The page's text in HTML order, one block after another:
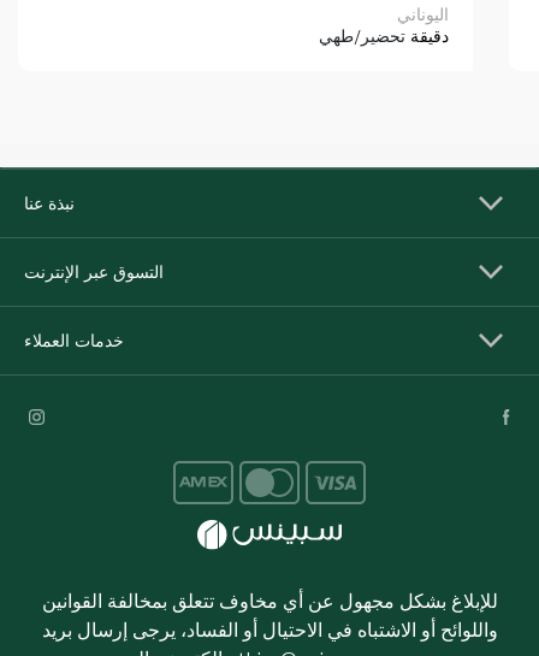
اليوناني
دقيقة تحضير/طهي
نبذة عنا
التسوق عبر الإنترنت
خدمات العملاء
للإبلاغ بشكل مجهول عن أي مخاوف تتعلق بمخالفة القوانين
واللوائح أو الاشتباه في الاحتيال أو الفساد، يرجى إرسال بريد